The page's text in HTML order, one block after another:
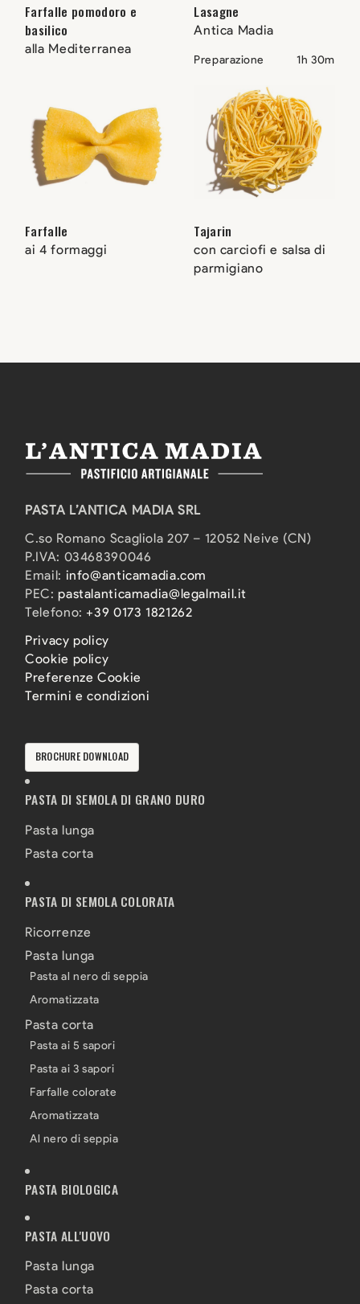
Farfalle pomodoro e
basilico
alla Mediterranea
Lasagne
Antica Madia
Preparazione 1h 30m
Farfalle
ai 4 formaggi
Tajarin
con carciofi e salsa di
parmigiano
PASTA L’ANTICA MADIA SRL
C.so Romano Scagliola 207 – 12052 Neive (CN)
P.IVA: 03468390046
Email: info@anticamadia.com
PEC:pastalanticamadia@legalmail.it
Telefono: +39 0173 1821262
Privacy policy
Cookie policy
Preferenze Cookie
Termini e condizioni
BROCHURE DOWNLOAD
PASTA DI SEMOLA DI GRANO DURO
Pasta lunga
Pasta corta
PASTA DI SEMOLA COLORATA
Ricorrenze
Pasta lunga
Pasta al nero di seppia
Aromatizzata
Pasta corta
Pasta ai 5 sapori
Pasta ai 3 sapori
Farfalle colorate
Aromatizzata
Al nero di seppia
PASTA BIOLOGICA
PASTA ALL'UOVO
Pasta lunga
Pasta corta